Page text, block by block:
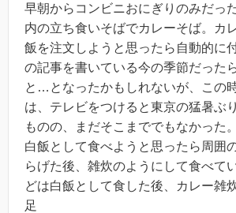
早朝からコンビニおにぎりのみだっ
内の立ち食いそばでカレーそば。カ
飯を注文しようと思ったら自動的に
の記事を書いている今の季節だった
と…となったかもしれないが、この
は、テレビをつけると東京の猛暑ぶ
ものの、まだそこまででもなかった
白飯として食べようと思ったら周囲
らげた後、雑炊のようにして食べて
どは白飯として食した後、カレー雑
足